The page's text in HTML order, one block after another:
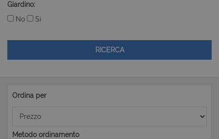
Giardino:
No
Si
RICERCA
Ordina per
Metodo ordinamento